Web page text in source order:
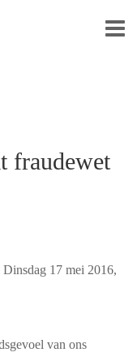
fraudewet
Dinsdag 17 mei 2016,
van ons